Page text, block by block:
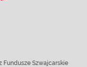
Fundusze Szwajcarskie